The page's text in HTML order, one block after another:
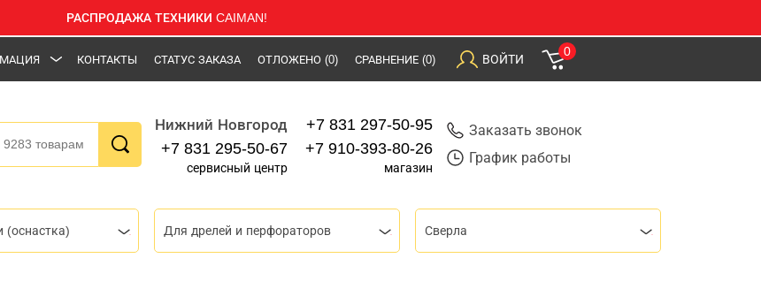
РАСПРОДАЖА ТЕХНИКИ CAIMAN!
КОНТАКТЫ СТАТУС ЗАКАЗА ОТЛОЖЕНО (0) СРАВНЕНИЕ (0) ВОЙТИ
0
Нижний Новгород
+7 831 295-50-67
сервисный центр
+7 831 297-50-95
+7 910-393-80-26
магазин
Заказать звонок
График работы
(оснастка) Для дрелей и перфораторов Сверла